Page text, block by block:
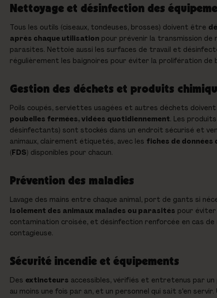
Nettoyage et désinfection des
Tous les outils (ciseaux, tondeuses, brosses) doivent être
après chaque utilisation pour prévenir la transmission de
parasites. Nettoie aussi les surfaces de travail et
régulièrement les baignoires pour éviter la prolifération de
Gestion des déchets et produits
Poils coupés, serviettes usagées et autres déchets
poubelles fermées, vidées quotidiennement. Les
désinfectants) sont stockés dans un endroit sécurisé et
animaux, clairement étiquetés, avec les fiches de données
(FDS) disponibles pour chacun.
Prévention des maladies
Lavage des mains entre chaque animal, port de gants si
isolement des animaux malades ou parasités pour éviter
contamination croisée, et désinfection renforcée en cas de
contagieuse.
Sécurité incendie et équipements
Des extincteurs accessibles, vérifiés et entretenus par un
au moins une fois par an, et un personnel qui sait s'en servir.